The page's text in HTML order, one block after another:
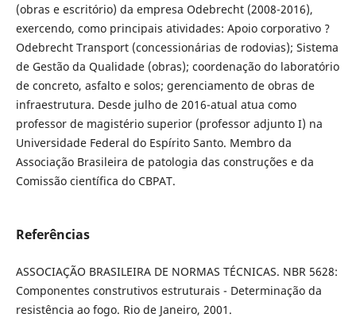
(obras e escritório) da empresa Odebrecht (2008-2016),
exercendo, como principais atividades: Apoio corporativo ?
Odebrecht Transport (concessionárias de rodovias); Sistema
de Gestão da Qualidade (obras); coordenação do laboratório
de concreto, asfalto e solos; gerenciamento de obras de
infraestrutura. Desde julho de 2016-atual atua como
professor de magistério superior (professor adjunto I) na
Universidade Federal do Espírito Santo. Membro da
Associação Brasileira de patologia das construções e da
Comissão científica do CBPAT.
Referências
ASSOCIAÇÃO BRASILEIRA DE NORMAS TÉCNICAS. NBR 5628:
Componentes construtivos estruturais - Determinação da
resistência ao fogo. Rio de Janeiro, 2001.